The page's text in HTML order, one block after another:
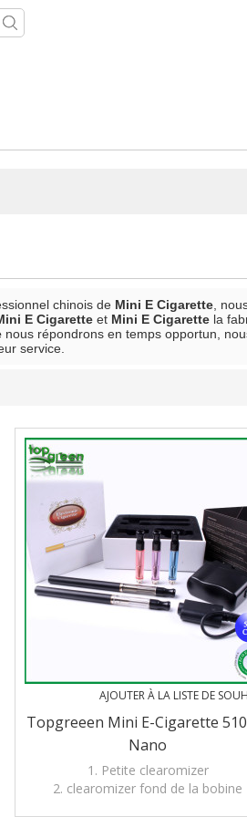
chinois de Mini E Cigarette ,
E Cigarette et Mini E Cigarette la
nous répondrons en temps opportun,
service.
AJOUTER À LA LISTE DE
Topgreeen Mini E-Cigarette
Nano
1. Petite clearomizer
2. clearomizer fond de la bobine